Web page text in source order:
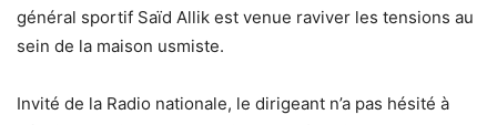
général sportif Saïd Allik est venue raviver les tensions au
sein de la maison usmiste.
Invité de la Radio nationale, le dirigeant n’a pas hésité à